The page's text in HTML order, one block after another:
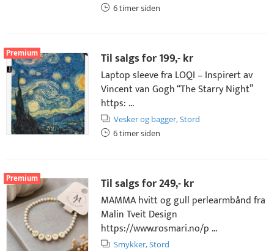
6 timer siden
Premium Til salgs for199,- kr
Laptop sleeve fra LOQI – Inspirert av
Vincent van Gogh “The Starry Night”
https: ...
Vesker og bagger,Stord
6 timer siden
Premium Til salgs for249,- kr
MAMMA hvitt og gull perlearmbånd fra
Malin Tveit Design
https://www.rosmari.no/p ...
Smykker,Stord